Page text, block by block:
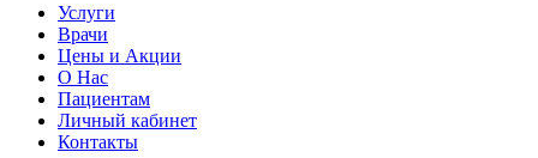
Услуги
Врачи
Цены и Акции
О Нас
Пациентам
Личный кабинет
Контакты